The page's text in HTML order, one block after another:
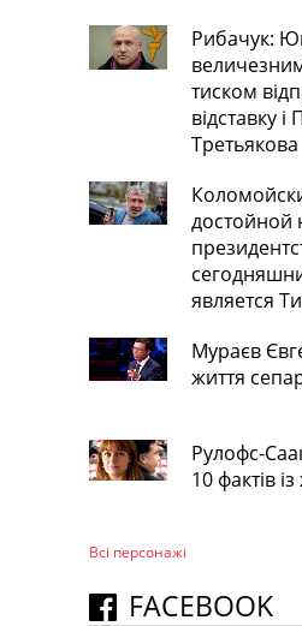
Рибачук:
тиском
відставку
Третьякова
достойной
является
Мураєв
життя
Рулофс-
10 фактів
Всі персонажi
FACEBOOK